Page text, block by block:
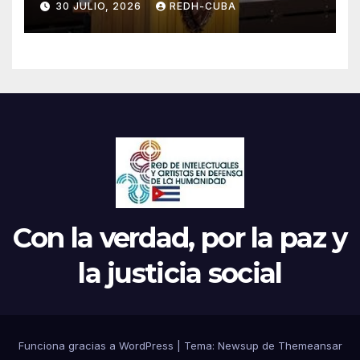
Parrilla
30 JULIO, 2026 REDH-CUBA
Con la verdad, por la paz y
la justicia social
Funciona gracias a WordPress Tema: Newsup de Themeansar